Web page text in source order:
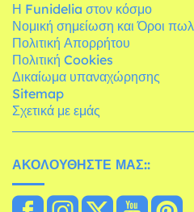
Η Funidelia στον κόσμο
Νομική σημείωση και Όροι
Πολιτική Απορρήτου
Πολιτική Cookies
Δικαίωμα υπαναχώρησης
Sitemap
Σχετικά με εμάς
ΑΚΟΛΟΥΘΉΣΤΕ ΜΑΣ::